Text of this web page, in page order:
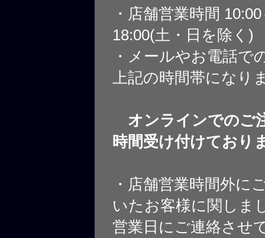
・店舗営業時間
18:00(土・日を除く)
・メールやお電話で
上記の時間帯になり
オンラインでのご
時間受け付けており
・店舗営業時間外に
いたお客様に関しま
営業日にご連絡させ